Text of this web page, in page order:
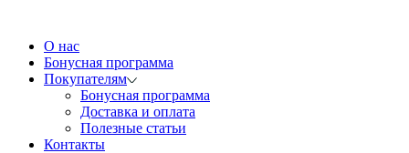
О нас
Бонусная программа
Покупателям
Бонусная программа
Доставка и оплата
Полезные статьи
Контакты